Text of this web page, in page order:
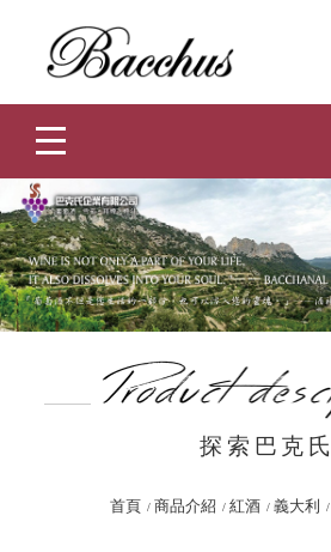
探索巴克氏
首頁 商品介紹 紅酒 義大利